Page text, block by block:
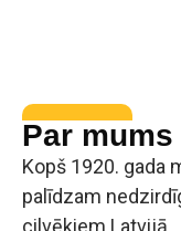
Par mums
Kopš 1920. gada
palīdzam
cilvēkiem Latvijā